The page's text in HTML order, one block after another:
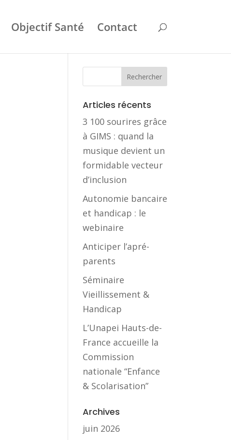
Objectif Santé Contact
Articles récents
3 100 sourires grâce
à GIMS : quand la
musique devient un
formidable vecteur
d’inclusion
Autonomie bancaire
et handicap : le
webinaire
Anticiper l’apré-
parents
Séminaire
Vieillissement &
Handicap
L’Unapei Hauts-de-
France accueille la
Commission
nationale “Enfance
& Scolarisation”
Archives
juin 2026